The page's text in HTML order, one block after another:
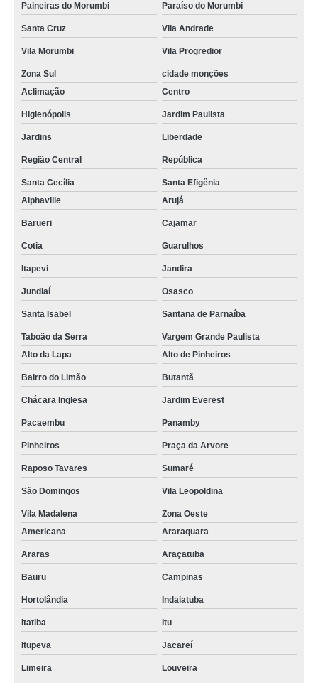
Paineiras do Morumbi Paraíso do Morumbi
Santa Cruz Vila Andrade
Vila Morumbi Vila Progredior
Zona Sul
cidade monções
Aclimação
Centro
Higienópolis Jardim Paulista
Jardins Liberdade
Região Central República
Santa Cecília
Santa Efigênia
Alphaville
Arujá
Barueri Cajamar
Cotia Guarulhos
Itapevi Jandira
Jundiaí Osasco
Santa Isabel Santana de Parnaíba
Taboão da Serra
Vargem Grande Paulista
Alto da Lapa
Alto de Pinheiros
Bairro do Limão Butantã
Chácara Inglesa Jardim Everest
Pacaembu Panamby
Pinheiros Praça da Arvore
Raposo Tavares Sumaré
São Domingos Vila Leopoldina
Vila Madalena
Zona Oeste
Americana
Araraquara
Araras Araçatuba
Bauru Campinas
Hortolândia Indaiatuba
Itatiba Itu
Itupeva Jacareí
Limeira Louveira